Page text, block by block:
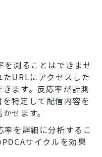
を測ることはできませ
URLにアクセスした
ます。反応率が計測
特定して配信内容を
せます。
を詳細に分析するこ
サイクルを効果